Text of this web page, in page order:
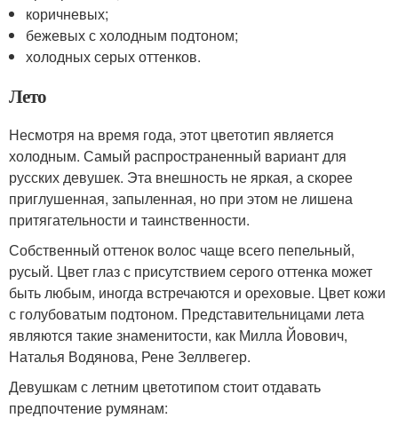
коричневых;
бежевых с холодным подтоном;
холодных серых оттенков.
Лето
Несмотря на время года, этот цветотип является
холодным. Самый распространенный вариант для
русских девушек. Эта внешность не яркая, а скорее
приглушенная, запыленная, но при этом не лишена
притягательности и таинственности.
Собственный оттенок волос чаще всего пепельный,
русый. Цвет глаз с присутствием серого оттенка может
быть любым, иногда встречаются и ореховые. Цвет кожи
с голубоватым подтоном. Представительницами лета
являются такие знаменитости, как Милла Йовович,
Наталья Водянова, Рене Зеллвегер.
Девушкам с летним цветотипом стоит отдавать
предпочтение румянам: